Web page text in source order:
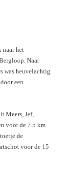
naar het
Naar
was heuvelachtig
een
Meers, Jef,
voor de 7.5 km
de
voor de 15